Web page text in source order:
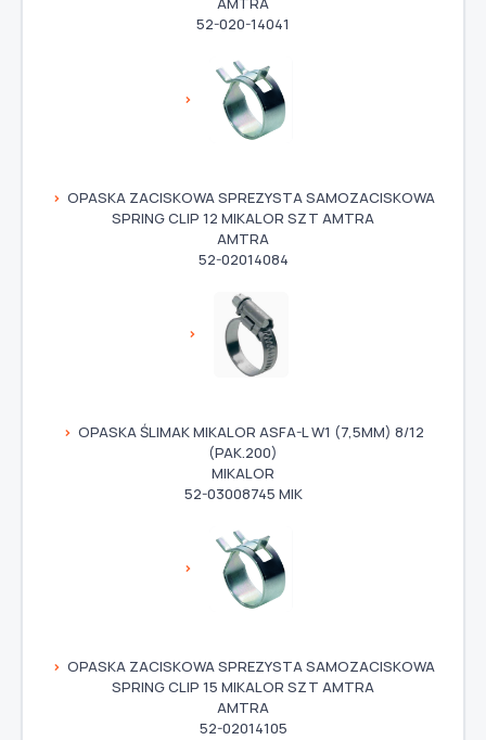
52-020-14041
OPASKA ZACISKOWA SPREZYSTA SAMOZACISKOWA
SPRING CLIP 12 MIKALOR SZT AMTRA
AMTRA
52-02014084
OPASKA ŚLIMAK MIKALOR ASFA-L W1 (7,5MM) 8/12
(PAK.200)
MIKALOR
52-03008745 MIK
OPASKA ZACISKOWA SPREZYSTA SAMOZACISKOWA
SPRING CLIP 15 MIKALOR SZT AMTRA
AMTRA
52-02014105